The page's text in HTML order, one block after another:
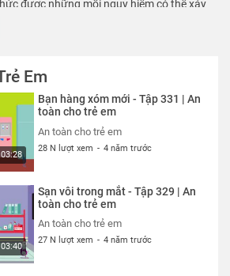
được những mối nguy hiểm có thể xảy
lại môi trường phát triển an toàn, lành
safety of children. SK VN provide free
and materials of kid safety.
Em
03:28
Bạn hàng xóm mới - Tập 331 | An
toàn cho trẻ em
An toàn cho trẻ em
28 N lượt xem - 4 năm trước
03:40
Sạn vôi trong mắt - Tập 329 | An
toàn cho trẻ em
An toàn cho trẻ em
27 N lượt xem - 4 năm trước